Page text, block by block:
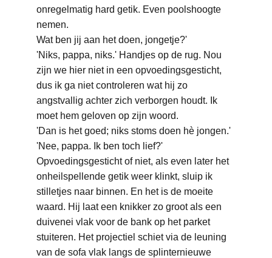
onregelmatig hard getik. Even poolshoogte
nemen.
Wat ben jij aan het doen, jongetje?'
'Niks, pappa, niks.' Handjes op de rug. Nou
zijn we hier niet in een opvoedingsgesticht,
dus ik ga niet controleren wat hij zo
angstvallig achter zich verborgen houdt. Ik
moet hem geloven op zijn woord.
'Dan is het goed; niks stoms doen hè jongen.'
'Nee, pappa. Ik ben toch lief?'
Opvoedingsgesticht of niet, als even later het
onheilspellende getik weer klinkt, sluip ik
stilletjes naar binnen. En het is de moeite
waard. Hij laat een knikker zo groot als een
duivenei vlak voor de bank op het parket
stuiteren. Het projectiel schiet via de leuning
van de sofa vlak langs de splinternieuwe